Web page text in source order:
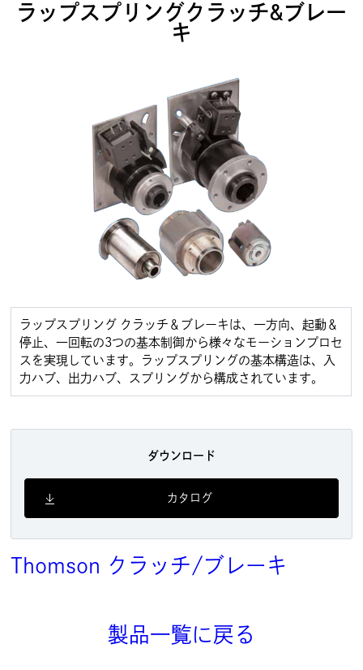
ラップスプリングクラッチ&ブレー
キ
ラップスプリング クラッチ＆ブレーキは、一方向、起動＆
停止、一回転の3つの基本制御から様々なモーションプロセ
スを実現しています。ラップスプリングの基本構造は、入
力ハブ、出力ハブ、スプリングから構成されています。
ダウンロード
カタログ
Thomson クラッチ/ブレーキ
製品一覧に戻る